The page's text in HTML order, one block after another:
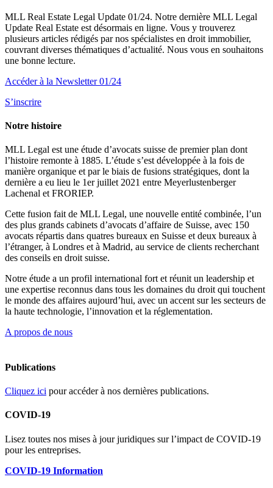
MLL Real Estate Legal Update 01/24. Notre dernière MLL Legal
Update Real Estate est désormais en ligne. Vous y trouverez
plusieurs articles rédigés par nos spécialistes en droit immobilier,
couvrant diverses thématiques d’actualité. Nous vous en souhaitons
une bonne lecture.
Accéder à la Newsletter 01/24
S’inscrire
Notre histoire
MLL Legal est une étude d’avocats suisse de premier plan dont
l’histoire remonte à 1885. L’étude s’est développée à la fois de
manière organique et par le biais de fusions stratégiques, dont la
dernière a eu lieu le 1er juillet 2021 entre Meyerlustenberger
Lachenal et FRORIEP.
Cette fusion fait de MLL Legal, une nouvelle entité combinée, l’un
des plus grands cabinets d’avocats d’affaire de Suisse, avec 150
avocats répartis dans quatres bureaux en Suisse et deux bureaux à
l’étranger, à Londres et à Madrid, au service de clients recherchant
des conseils en droit suisse.
Notre étude a un profil international fort et réunit un leadership et
une expertise reconnus dans tous les domaines du droit qui touchent
le monde des affaires aujourd’hui, avec un accent sur les secteurs de
la haute technologie, l’innovation et la réglementation.
A propos de nous
Publications
Cliquez ici pour accéder à nos dernières publications.
COVID-19
Lisez toutes nos mises à jour juridiques sur l’impact de COVID-19
pour les entreprises.
COVID-19 Information